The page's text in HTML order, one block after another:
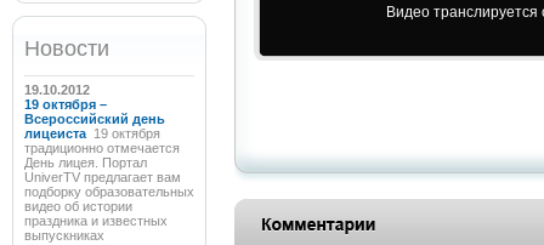
Новости
19.10.2012
19 октября –
Всероссийский день
лицеиста 19 октября
традиционно отмечается
День лицея. Портал
UniverTV предлагает вам
подборку образовательных
видео об истории
праздника и известных
выпускниках
Видео